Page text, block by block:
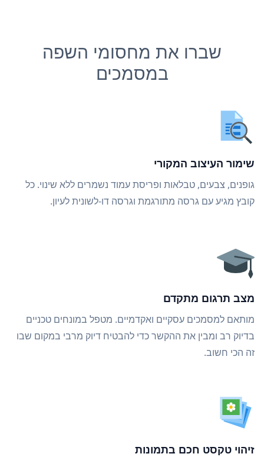
שברו את מחסומי השפה
במסמכים
שימור העיצוב המקורי
גופנים, צבעים, טבלאות ופריסת עמוד נשמרים ללא שינוי. כל
קובץ מגיע עם גרסה מתורגמת וגרסה דו-לשונית לעיון.
מצב תרגום מתקדם
מותאם למסמכים עסקיים ואקדמיים. מטפל במונחים טכניים
בדיוק רב ומבין את ההקשר כדי להבטיח דיוק מרבי במקום שבו
זה הכי חשוב.
זיהוי טקסט חכם בתמונות